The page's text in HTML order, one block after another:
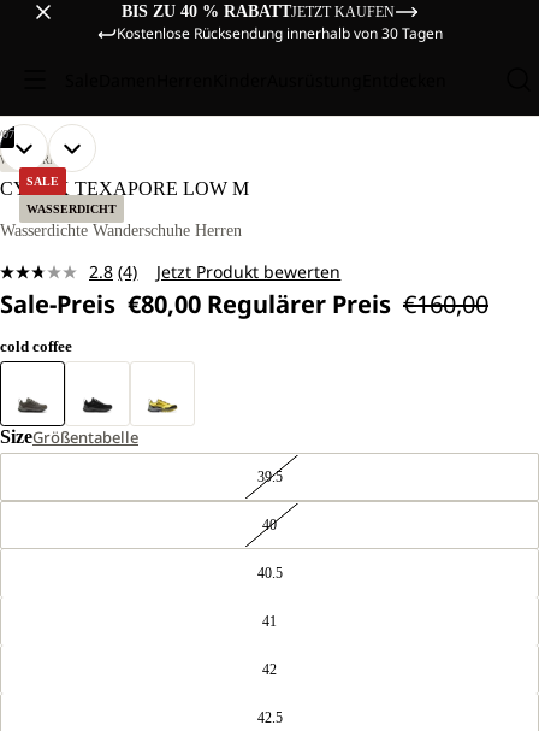
BIS ZU 40 % RABATTJETZT KAUFEN
Kostenlose Rücksendung innerhalb von 30 Tagen
SALE
WASSERDICHT
07
BILD
IM
VOLLBILD
ÖFFNEN
BILD
IM
VOLLBILD
ÖFFNEN
BILD
IM
VOLLBILD
ÖFFNEN
BILD
IM
VOLLBILD
ÖFFNEN
BILD
IM
VOLLBILD
ÖFFNEN
BILD
IM
VOLLBILD
ÖFFNEN
BILD
IM
VOLLBILD
ÖFFNEN
WANDERN
CYROX TEXAPORE LOW M
Wasserdichte Wanderschuhe Herren
2.8 4
Bewertungen
lesen.
auf
Seite.
(4) Jetzt Produkt bewerten
Sale-Preis €80,00 Regulärer Preis €160,00
cold coffee
SizeGrößentabelle
39.5
40
40.5
41
42
42.5